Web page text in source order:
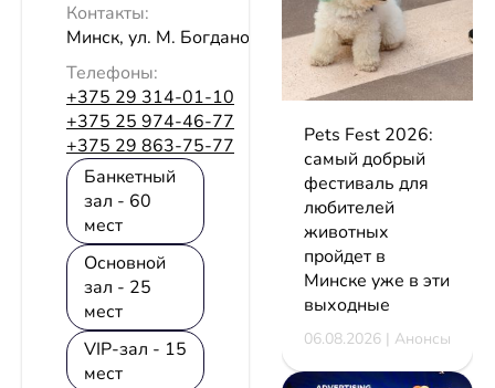
Контакты:
Минск, ул. М. Богдановича, 7
Телефоны:
+375 29 314-01-10
+375 25 974-46-77
+375 29 863-75-77
Банкетный
зал - 60
мест
Основной
зал - 25
мест
VIP-зал - 15
мест
Pets Fest 2026:
самый добрый
фестиваль для
любителей
животных
пройдет в
Минске уже в эти
выходные
06.08.2026 | Анонсы